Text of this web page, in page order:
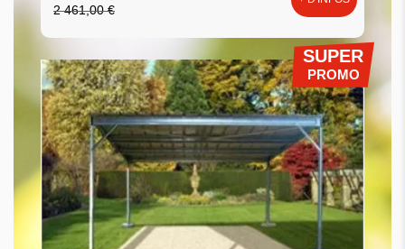
2 461,00 €
SUPER
PROMO